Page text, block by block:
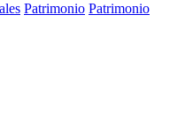
Patrimonio Patrimonio